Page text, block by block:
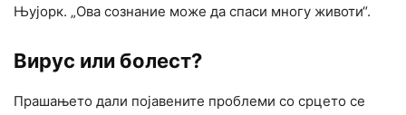
Њујорк. „Ова сознание може да спаси многу животи“.
Вирус или болест?
Прашањето дали појавените проблеми со срцето се